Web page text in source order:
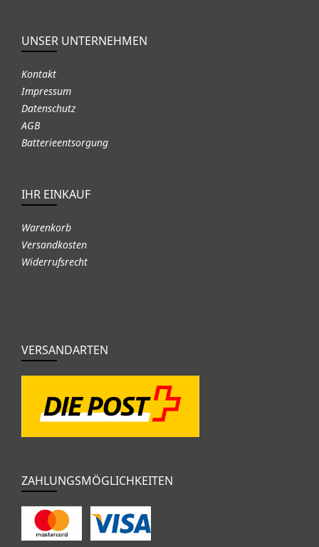
UNSER UNTERNEHMEN
Kontakt
Impressum
Datenschutz
AGB
Batterieentsorgung
IHR EINKAUF
Warenkorb
Versandkosten
Widerrufsrecht
VERSANDARTEN
ZAHLUNGSMÖGLICHKEITEN